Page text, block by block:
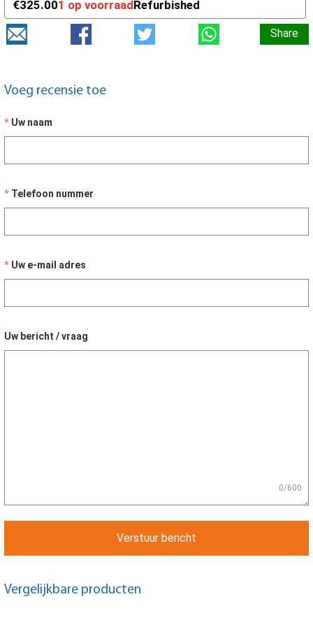
€325.001 op voorraadRefurbished
Share
Voeg recensie toe
Uw naam
Telefoon nummer
Uw e-mail adres
Uw bericht / vraag
0/600
Verstuur bericht
Vergelijkbare producten